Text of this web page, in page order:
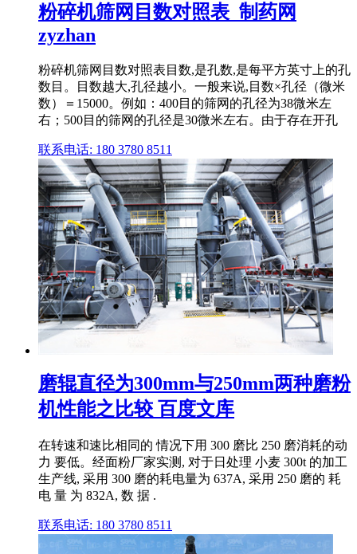
粉碎机筛网目数对照表_制药网
zyzhan
粉碎机筛网目数对照表目数,是孔数,是每平方英寸上的孔
数目。目数越大,孔径越小。一般来说,目数×孔径（微米
数）＝15000。例如：400目的筛网的孔径为38微米左
右；500目的筛网的孔径是30微米左右。由于存在开孔
联系电话: 180 3780 8511
磨辊直径为300mm与250mm两种磨粉
机性能之比较 百度文库
在转速和速比相同的 情况下用 300 磨比 250 磨消耗的动
力 要低。经面粉厂家实测, 对于日处理 小麦 300t 的加工
生产线, 采用 300 磨的耗电量为 637A, 采用 250 磨的 耗
电 量 为 832A, 数 据 .
联系电话: 180 3780 8511